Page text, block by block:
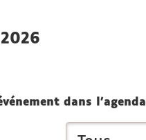
2026
dans l'agenda